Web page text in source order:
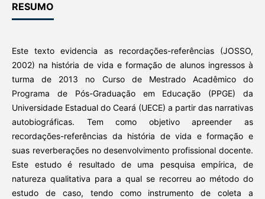
RESUMO
Este texto evidencia as recordações-referências (JOSSO,
2002) na história de vida e formação de alunos ingressos à
turma de 2013 no Curso de Mestrado Acadêmico do
Programa de Pós-Graduação em Educação (PPGE) da
Universidade Estadual do Ceará (UECE) a partir das narrativas
autobiográficas. Tem como objetivo apreender as
recordações-referências da história de vida e formação e
suas reverberações no desenvolvimento profissional docente.
Este estudo é resultado de uma pesquisa empírica, de
natureza qualitativa para a qual se recorreu ao método do
estudo de caso, tendo como instrumento de coleta a